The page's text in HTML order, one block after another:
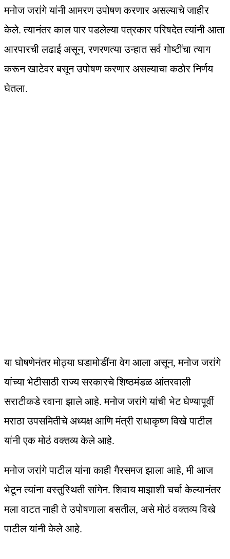
मनोज जरांगे यांनी आमरण उपोषण करणार असल्याचे जाहीर
केले. त्यानंतर काल पार पडलेल्या पत्रकार परिषदेत त्यांनी आता
आरपारची लढाई असून, रणरणत्या उन्हात सर्व गोष्टींचा त्याग
करून खाटेवर बसून उपोषण करणार असल्याचा कठोर निर्णय
घेतला.
या घोषणेनंतर मोठ्या घडामोडींना वेग आला असून, मनोज जरांगे
यांच्या भेटीसाठी राज्य सरकारचे शिष्ठमंडळ आंतरवाली
सराटीकडे रवाना झाले आहे. मनोज जरांगे यांची भेट घेण्यापूर्वी
मराठा उपसमितीचे अध्यक्ष आणि मंत्री राधाकृष्ण विखे पाटील
यांनी एक मोठं वक्तव्य केले आहे.
मनोज जरांगे पाटील यांना काही गैरसमज झाला आहे, मी आज
भेटून त्यांना वस्तुस्थिती सांगेन. शिवाय ⁠माझाशी चर्चा केल्यानंतर
मला वाटत नाही ते उपोषणाला बसतील, असे मोठं वक्तव्य विखे
पाटील यांनी केले आहे.